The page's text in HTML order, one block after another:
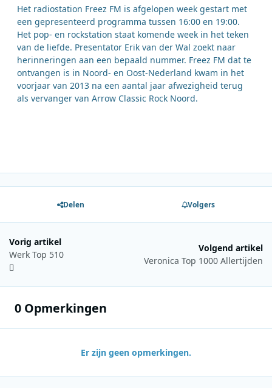
Het radiostation Freez FM is afgelopen week gestart met
een gepresenteerd programma tussen 16:00 en 19:00.
Het pop- en rockstation staat komende week in het teken
van de liefde. Presentator Erik van der Wal zoekt naar
herinneringen aan een bepaald nummer. Freez FM dat te
ontvangen is in Noord- en Oost-Nederland kwam in het
voorjaar van 2013 na een aantal jaar afwezigheid terug
als vervanger van Arrow Classic Rock Noord.
Delen Volgers
Vorig artikel
Werk Top 510
Volgend artikel
Veronica Top 1000 Allertijden
0 Opmerkingen
Er zijn geen opmerkingen.